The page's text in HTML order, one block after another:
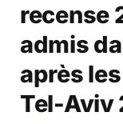
recense
admis
après
Tel-Aviv